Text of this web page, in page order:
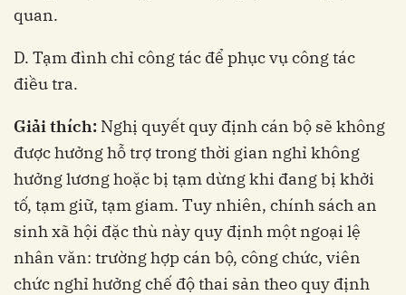
quan.
D. Tạm đình chỉ công tác để phục vụ công tác
điều tra.
Giải thích: Nghị quyết quy định cán bộ sẽ không
được hưởng hỗ trợ trong thời gian nghỉ không
hưởng lương hoặc bị tạm dừng khi đang bị khởi
tố, tạm giữ, tạm giam. Tuy nhiên, chính sách an
sinh xã hội đặc thù này quy định một ngoại lệ
nhân văn: trường hợp cán bộ, công chức, viên
chức nghỉ hưởng chế độ thai sản theo quy định